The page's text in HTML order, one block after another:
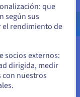
cloud en
$
que
según sus
el rendimiento de
socios externos:
dirigida, medir
con nuestros